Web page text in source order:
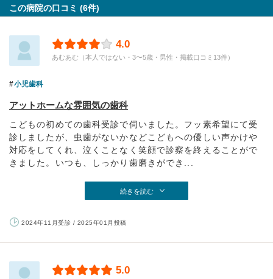
この病院の口コミ (6件)
4.0
あむあむ（本人ではない・3〜5歳・男性・掲載口コミ13件）
小児歯科
アットホームな雰囲気の歯科
こどもの初めての歯科受診で伺いました。フッ素希望にて受
診しましたが、虫歯がないかなどこどもへの優しい声かけや
対応をしてくれ、泣くことなく笑顔で診察を終えることがで
きました。いつも、しっかり歯磨きができ...
続きを読む
2024年11月受診 / 2025年01月投稿
5.0